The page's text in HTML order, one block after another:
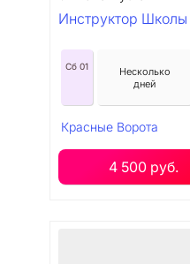
Инструктор Школы
Сб 01
Несколько
дней
Красные Ворота
4 500 руб.